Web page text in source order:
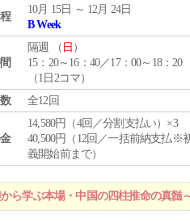
10月 15日 ～ 12月 24日
B Week
隔週 （ 日 ）
15：20～16：40／17：00～18：20
（1日2コマ）
全12回
14,580円（4回／分割支払い）×3
40,500円（12回／一括前納支払※
義開始前まで）
ら学ぶ本場・中国の四柱推命の真髄